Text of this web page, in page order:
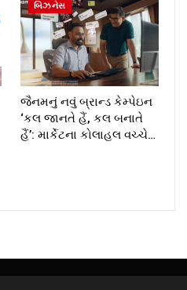
બિઝનેસ
જૈનમનું નવું બ્રાન્ડ કેમ્પેઇન
‘કલ જાનતે હૈં, કલ બનાતે
હૈં’: માર્કેટના કોલાહલ વચ્ચે…